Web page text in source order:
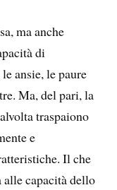
ma anche
di
ansie, le paure
Ma, del pari, la
traspaiono
e
Il che
alle capacità dello